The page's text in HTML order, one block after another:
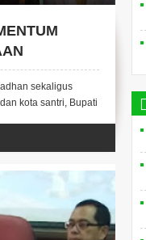
sekaligus
kota santri, Bupati